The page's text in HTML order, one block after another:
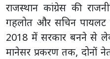
राजस्थान कांग्रेस की
गहलोत और सचिन पायलट के
2018 में सरकार बनने से
मानेसर प्रकरण तक, दोनों